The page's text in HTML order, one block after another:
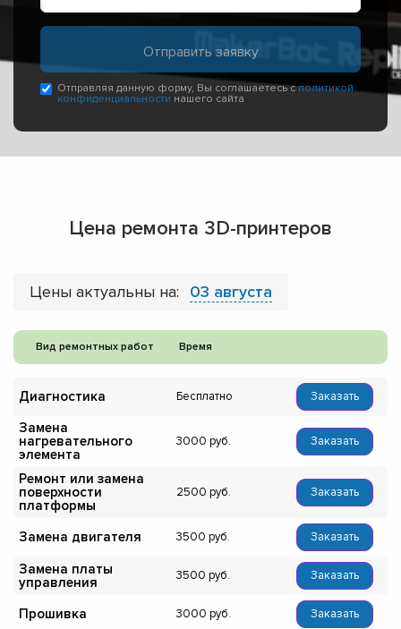
Отправляя данную форму, Вы соглашаетесь сполитикой
конфиденциальности нашего сайта
Цена ремонта 3D-принтеров
Цены актуальны на: 03 августа
Вид ремонтных работ Время
Диагностика Бесплатно Заказать
Замена
нагревательного
элемента
3000 Заказать
Ремонт или замена
поверхности
платформы
2500 Заказать
Замена двигателя 3500 Заказать
Замена платы
управления
3500 Заказать
Прошивка 3000 Заказать